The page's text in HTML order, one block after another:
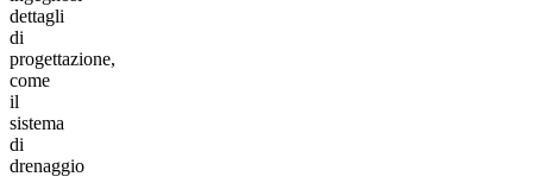
dettagli
di
progettazione,
come
il
sistema
di
drenaggio